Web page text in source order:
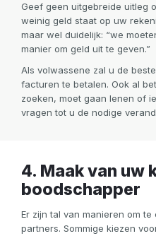
Geef geen uitgebreide uitleg
weinig geld staat op uw
maar wel duidelijk: “we
manier om geld uit te geven.”
Als volwassene zal u de
facturen te betalen. Ook al
zoeken, moet gaan lenen of
vragen tot u de nodige
4. Maak van uw kind niet uw
boodschapper
Er zijn tal van manieren om
partners. Sommige kiezen